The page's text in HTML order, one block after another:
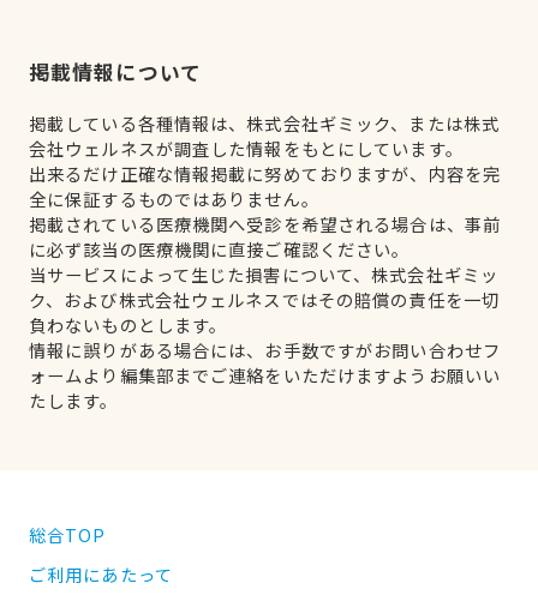
掲載情報について
掲載している各種情報は、株式会社ギミック、または株式
会社ウェルネスが調査した情報をもとにしています。
出来るだけ正確な情報掲載に努めておりますが、内容を完
全に保証するものではありません。
掲載されている医療機関へ受診を希望される場合は、事前
に必ず該当の医療機関に直接ご確認ください。
当サービスによって生じた損害について、株式会社ギミッ
ク、および株式会社ウェルネスではその賠償の責任を一切
負わないものとします。
情報に誤りがある場合には、お手数ですがお問い合わせフ
ォームより編集部までご連絡をいただけますようお願いい
たします。
総合TOP
ご利用にあたって